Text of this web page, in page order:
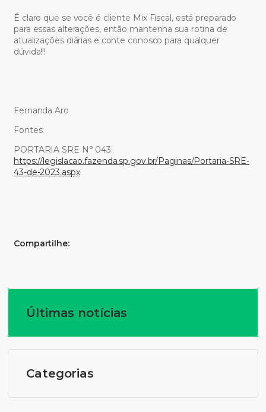
É claro que se você é cliente Mix Fiscal, está preparado
para essas alterações, então mantenha sua rotina de
atualizações diárias e conte conosco para qualquer
dúvida!!!
Fernanda Aro
Fontes:
PORTARIA SRE N° 043:
https://legislacao.fazenda.sp.gov.br/Paginas/Portaria-SRE-
43-de-2023.aspx
Compartilhe:
Últimas notícias
Categorias